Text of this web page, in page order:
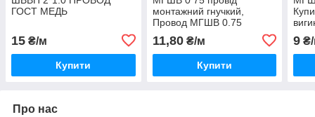
ГОСТ МЕДЬ
15 ₴/м
Купити
монтажний гнучкий,
Провод МГШВ 0.75
11,80₴/м
Купити
9
Про нас